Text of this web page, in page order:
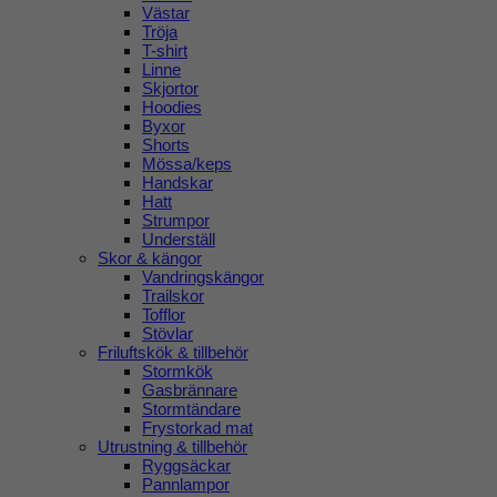
Västar
Tröja
T-shirt
Linne
Skjortor
Hoodies
Byxor
Shorts
Mössa/keps
Handskar
Hatt
Strumpor
Underställ
Skor & kängor
Vandringskängor
Trailskor
Tofflor
Stövlar
Friluftskök & tillbehör
Stormkök
Gasbrännare
Stormtändare
Frystorkad mat
Utrustning & tillbehör
Ryggsäckar
Pannlampor